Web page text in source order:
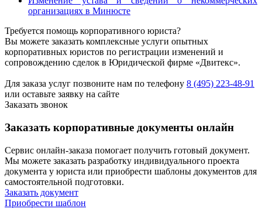
организациях в Минюсте
Требуется помощь корпоративного юриста?
Вы можете заказать комплексные услуги опытных
корпоративных юристов по регистрации изменений и
сопровождению сделок в Юридической фирме «Двитекс».
Для заказа услуг позвоните нам по телефону 8 (495) 223-48-91
или оставьте заявку на сайте
Заказать звонок
Заказать корпоративные документы онлайн
Сервис онлайн-заказа помогает получить готовый документ.
Мы можете заказать разработку индивидуального проекта
документа у юриста или приобрести шаблоны документов для
самостоятельной подготовки.
Заказать документ
Приобрести шаблон